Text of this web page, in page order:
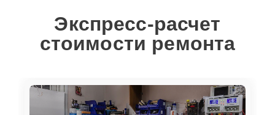
Экспресс-расчет
стоимости ремонта